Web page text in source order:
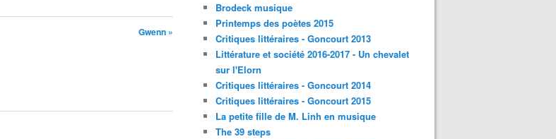
Gwenn »
Brodeck musique
Printemps des poètes 2015
Critiques littéraires - Goncourt 2013
Littérature et société 2016-2017 - Un chevalet
sur l'Elorn
Critiques littéraires - Goncourt 2014
Critiques littéraires - Goncourt 2015
La petite fille de M. Linh en musique
The 39 steps